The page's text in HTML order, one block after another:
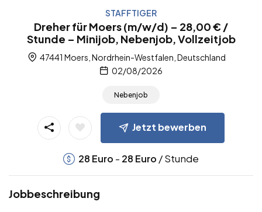
STAFFTIGER
Dreher für Moers (m/w/d) – 28,00 € /
Stunde – Minijob, Nebenjob, Vollzeitjob
47441 Moers, Nordrhein-Westfalen, Deutschland
02/08/2026
Nebenjob
Jetzt bewerben
28 Euro - 28 Euro / Stunde
Jobbeschreibung